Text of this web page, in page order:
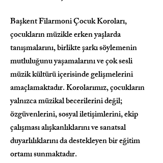
Başkent Filarmoni Çocuk Koroları,
çocukların müzikle erken yaşlarda
tanışmalarını, birlikte şarkı söylemenin
mutluluğunu yaşamalarını ve çok sesli
müzik kültürü içerisinde gelişmelerini
amaçlamaktadır. Korolarımız, çocukların
yalnızca müzikal becerilerini değil;
özgüvenlerini, sosyal iletişimlerini, ekip
çalışması alışkanlıklarını ve sanatsal
duyarlılıklarını da destekleyen bir eğitim
ortamı sunmaktadır.